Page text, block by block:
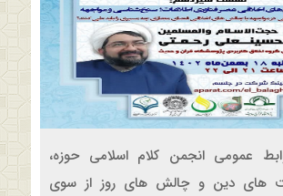
عمومی انجمن کلام اسلامی حوزه،
های دین و چالش های روز از سوی